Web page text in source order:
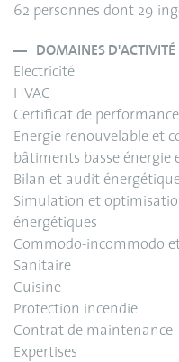
62 personnes dont 29
DOMAINES D'ACTIVITÉ
Electricité
HVAC
Certificat de
Energie renouvelable et
bâtiments basse énergie
Bilan et audit
Simulation et
énergétiques
Commodo-incommodo
Sanitaire
Cuisine
Protection incendie
Contrat de maintenance
Expertises